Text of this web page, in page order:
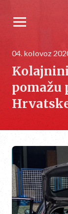
04. kolovoz
pomažu